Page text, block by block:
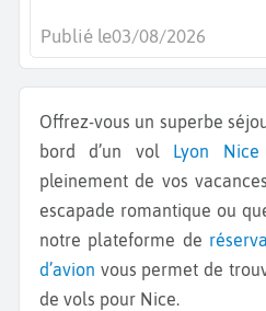
Publié le03/08/2026
Offrez-vous un superbe séjour à Nice ! Embarquez à
bord d’un vol Lyon Nice
pleinement de vos
escapade romantique ou
notre plateforme de
d’avion vous permet de
de vols pour Nice.